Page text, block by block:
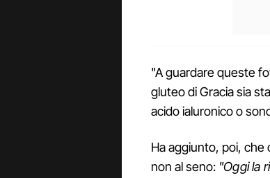
"A guardare queste
gluteo di Gracia sia
acido ialuronico o
Ha aggiunto, poi,
non al seno: "Oggi la